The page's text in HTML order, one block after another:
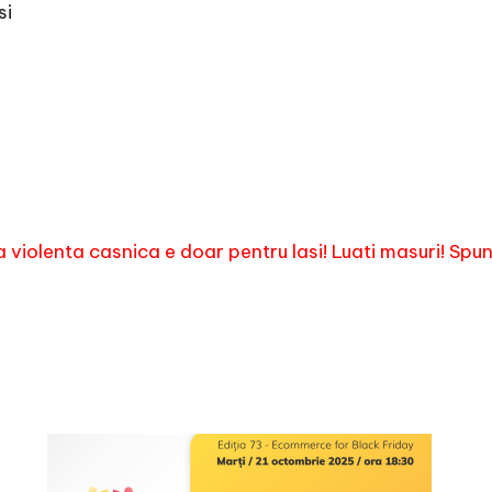
violenta casnica e doar pentru lasi! Luati masuri!